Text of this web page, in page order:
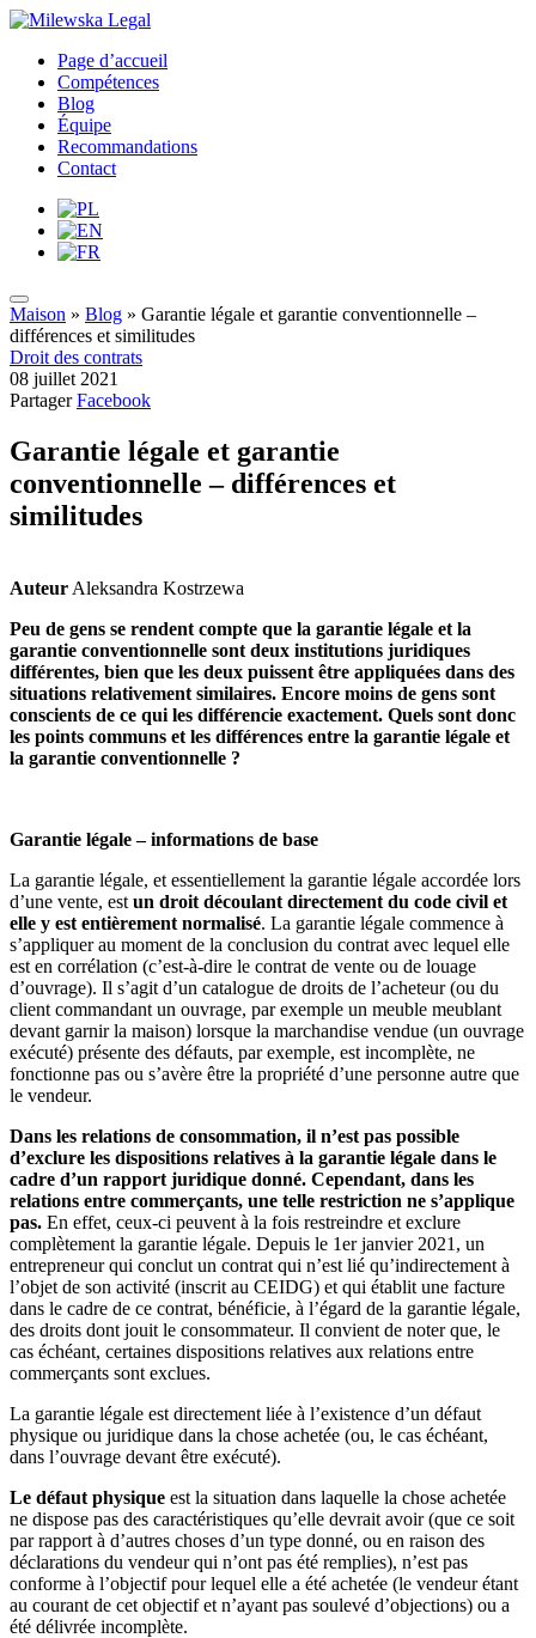
Page d’accueil
Compétences
Blog
Équipe
Recommandations
Contact
Maison » Blog » Garantie légale et garantie conventionnelle –
différences et similitudes
Droit des contrats
08 juillet 2021
Partager Facebook
Garantie légale et garantie
conventionnelle – différences et
similitudes
Auteur Aleksandra Kostrzewa
Peu de gens se rendent compte que la garantie légale et la
garantie conventionnelle sont deux institutions juridiques
différentes, bien que les deux puissent être appliquées dans des
situations relativement similaires. Encore moins de gens sont
conscients de ce qui les différencie exactement. Quels sont donc
les points communs et les différences entre la garantie légale et
la garantie conventionnelle ?
Garantie légale – informations de base
La garantie légale, et essentiellement la garantie légale accordée lors
d’une vente, est un droit découlant directement du code civil et
elle y est entièrement normalisé. La garantie légale commence à
s’appliquer au moment de la conclusion du contrat avec lequel elle
est en corrélation (c’est-à-dire le contrat de vente ou de louage
d’ouvrage). Il s’agit d’un catalogue de droits de l’acheteur (ou du
client commandant un ouvrage, par exemple un meuble meublant
devant garnir la maison) lorsque la marchandise vendue (un ouvrage
exécuté) présente des défauts, par exemple, est incomplète, ne
fonctionne pas ou s’avère être la propriété d’une personne autre que
le vendeur.
Dans les relations de consommation, il n’est pas possible
d’exclure les dispositions relatives à la garantie légale dans le
cadre d’un rapport juridique donné. Cependant, dans les
relations entre commerçants, une telle restriction ne s’applique
pas. En effet, ceux-ci peuvent à la fois restreindre et exclure
complètement la garantie légale. Depuis le 1er janvier 2021, un
entrepreneur qui conclut un contrat qui n’est lié qu’indirectement à
l’objet de son activité (inscrit au CEIDG) et qui établit une facture
dans le cadre de ce contrat, bénéficie, à l’égard de la garantie légale,
des droits dont jouit le consommateur. Il convient de noter que, le
cas échéant, certaines dispositions relatives aux relations entre
commerçants sont exclues.
La garantie légale est directement liée à l’existence d’un défaut
physique ou juridique dans la chose achetée (ou, le cas échéant,
dans l’ouvrage devant être exécuté).
Le défaut physique est la situation dans laquelle la chose achetée
ne dispose pas des caractéristiques qu’elle devrait avoir (que ce soit
par rapport à d’autres choses d’un type donné, ou en raison des
déclarations du vendeur qui n’ont pas été remplies), n’est pas
conforme à l’objectif pour lequel elle a été achetée (le vendeur étant
au courant de cet objectif et n’ayant pas soulevé d’objections) ou a
été délivrée incomplète.